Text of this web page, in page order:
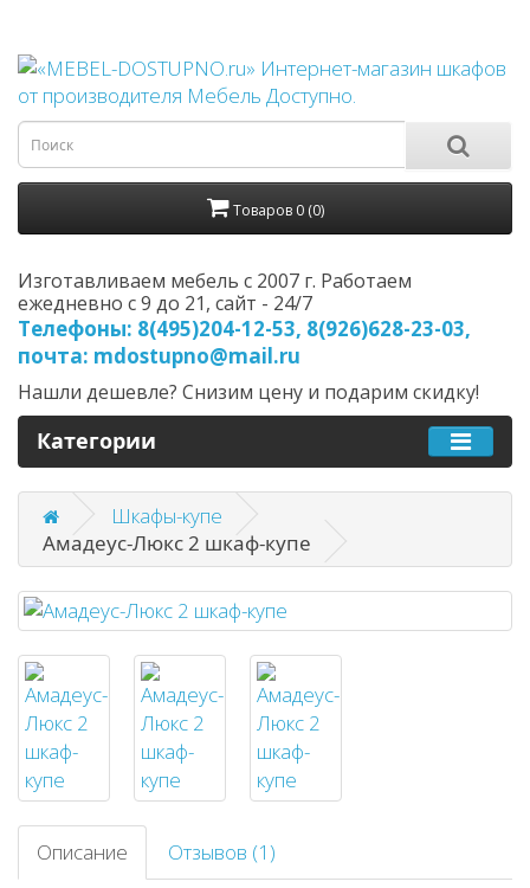
Товаров 0 (0)
Изготавливаем мебель с 2007 г. Работаем
ежедневно с 9 до 21, cайт - 24/7
Телефоны: 8(495)204-12-53, 8(926)628-23-03,
почта: mdostupno@mail.ru
Нашли дешевле? Снизим цену и подарим скидку!
Категории
Шкафы-купе
Амадеус-Люкс 2 шкаф-купе
Описание Отзывов (1)